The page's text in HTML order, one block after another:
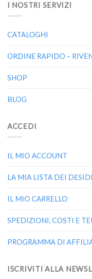
I NOSTRI SERVIZI
CATALOGHI
ORDINE RAPIDO –
SHOP
BLOG
ACCEDI
IL MIO ACCOUNT
LA MIA LISTA DEI
IL MIO CARRELLO
SPEDIZIONI, COSTI E
PROGRAMMA DI
ISCRIVITI ALLA